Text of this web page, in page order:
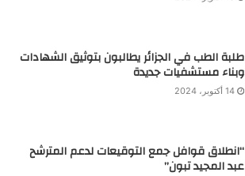
طلبة الطب في الجزائر يطالبون بتوثيق الشهادات
وبناء مستشفيات جديدة
14 أكتوبر، 2024
“انطلاق قوافل جمع التوقيعات لدعم المترشح
عبد المجيد تبون”